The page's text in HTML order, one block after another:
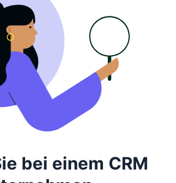
bei einem CRM